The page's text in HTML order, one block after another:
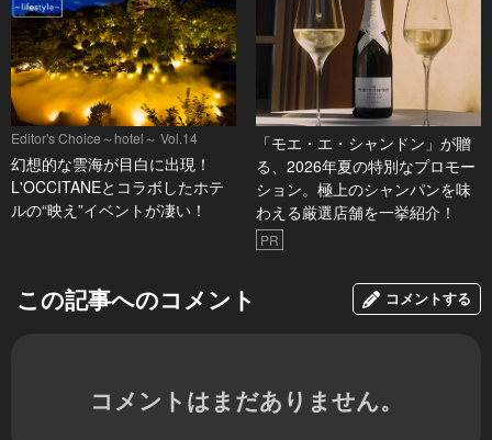
Editor's Choice～hotel～ Vol.14
幻想的な雲海が目白に出現！
L'OCCITANEとコラボしたホテ
ルの“映え”イベントが凄い！
「モエ・エ・シャンドン」が贈
る、2026年夏の特別なプロモー
ション。極上のシャンパンを味
わえる厳選店舗を一挙紹介！
PR
この記事へのコメント コメントする
コメントはまだありません。